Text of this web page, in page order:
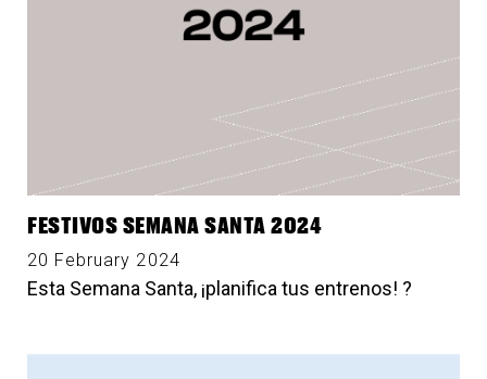
FESTIVOS SEMANA SANTA 2024
20 February 2024
Esta Semana Santa, ¡planifica tus entrenos! ?